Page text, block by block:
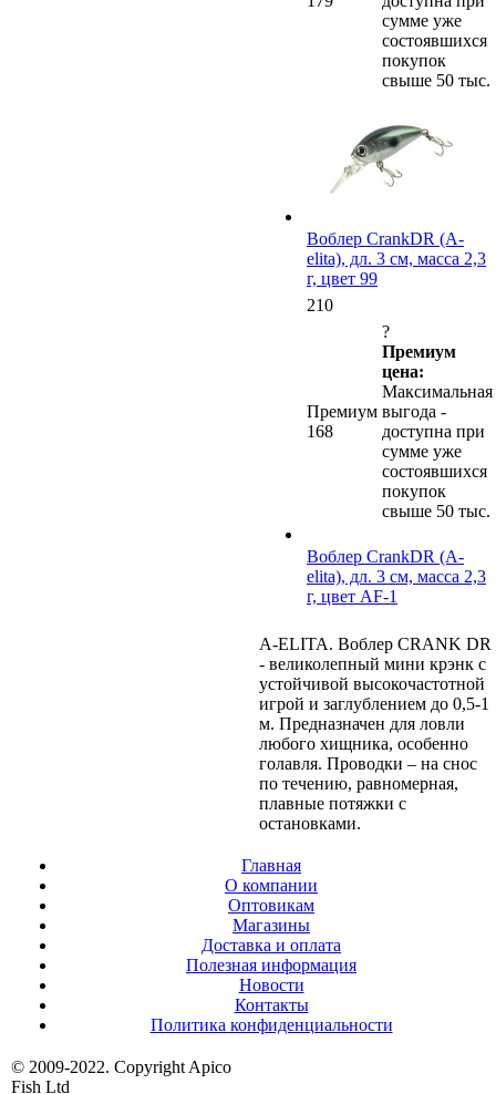
сумме уже
состоявшихся
покупок
свыше 50 тыс.
Воблер CrankDR (A-
elita), дл. 3 см, масса 2,3
г, цвет 99
210
Премиум
168
?
Премиум
цена:
Максимальная
выгода -
доступна при
сумме уже
состоявшихся
покупок
свыше 50 тыс.
Воблер CrankDR (A-
elita), дл. 3 см, масса 2,3
г, цвет AF-1
A-ELITA. Воблер CRANK DR
- великолепный мини крэнк с
устойчивой высокочастотной
игрой и заглублением до 0,5-1
м. Предназначен для ловли
любого хищника, особенно
голавля. Проводки – на снос
по течению, равномерная,
плавные потяжки с
остановками.
Главная
О компании
Оптовикам
Магазины
Доставка и оплата
Полезная информация
Новости
Контакты
Политика конфиденциальности
© 2009-2022. Copyright Apico
Fish Ltd